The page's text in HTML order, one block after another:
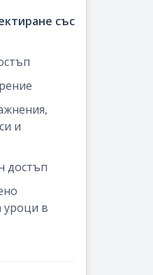
със
и
достъп
уроци в